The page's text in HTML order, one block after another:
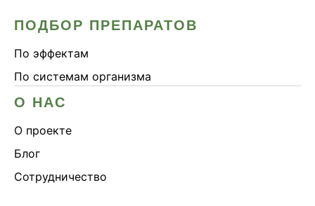
ПОДБОР ПРЕПАРАТОВ
По эффектам
По системам организма
О НАС
О проекте
Блог
Сотрудничество